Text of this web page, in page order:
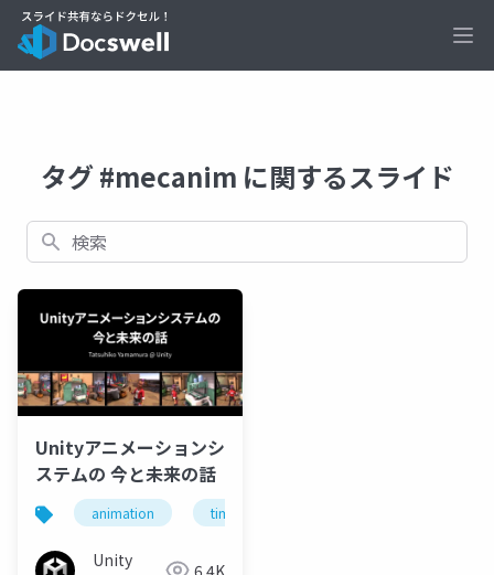
タグ #mecanim に関するスライド
検索
Unityアニメーションシ
ステムの 今と未来の話
animation timeline
Unity
6.4K